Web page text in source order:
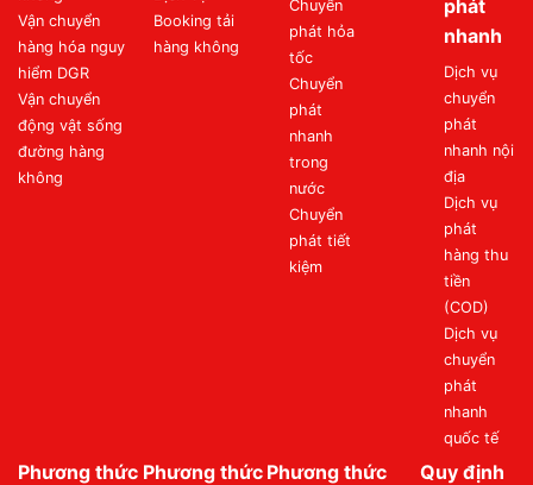
Vận chuyển
hàng hóa nguy
hiểm DGR
Vận chuyển
động vật sống
đường hàng
không
Booking tải
hàng không
Chuyển
phát hỏa
tốc
Chuyển
phát
nhanh
trong
nước
Chuyển
phát tiết
kiệm
phát
nhanh
Dịch vụ
chuyển
phát
nhanh nội
địa
Dịch vụ
phát
hàng thu
tiền
(COD)
Dịch vụ
chuyển
phát
nhanh
quốc tế
Phương thức Phương thức Phương thức
Quy định